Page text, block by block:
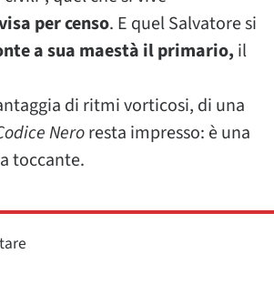
per censo. E quel Salvatore si
a sua maestà il primario, il
di ritmi vorticosi, di una
Neroresta impresso: è una
toccante.